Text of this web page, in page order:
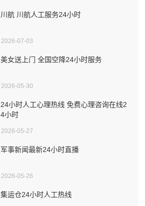
川航 川航人工服务24小时
2026-07-03
美女送上门 全国空降24小时服务
2026-05-30
24小时人工心理热线 免费心理咨询在线2
4小时
2026-05-27
军事新闻最新24小时直播
2026-05-26
集运仓24小时人工热线